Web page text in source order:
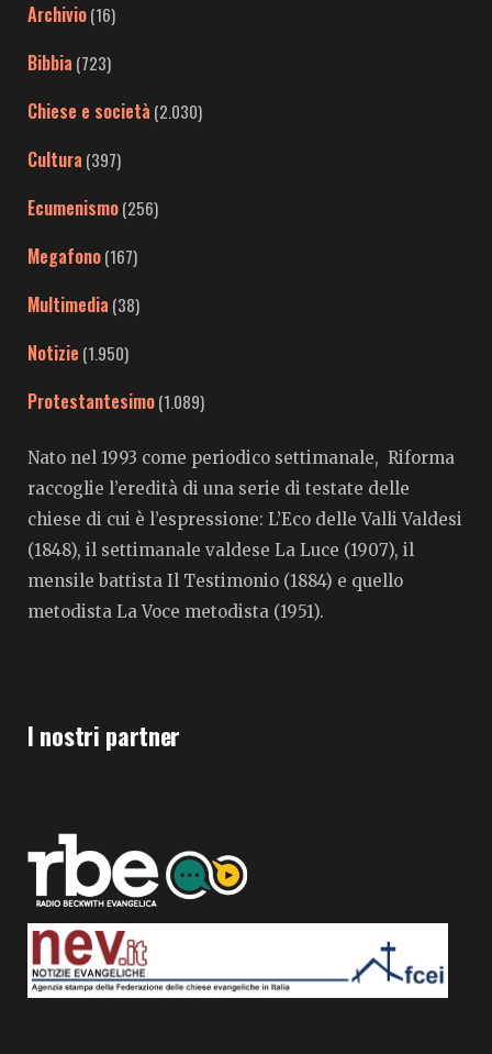
Archivio(16)
Bibbia (723)
Chiese e società (2.030)
Cultura (397)
Ecumenismo(256)
Megafono(167)
Multimedia (38)
Notizie (1.950)
Protestantesimo(1.089)
Nato nel 1993 come periodico settimanale, Riforma
raccoglie l’eredità di una serie di testate delle
chiese di cui è l’espressione: L’Eco delle Valli Valdesi
(1848), il settimanale valdese La Luce (1907), il
mensile battista Il Testimonio (1884) e quello
metodista La Voce metodista (1951).
I nostri partner